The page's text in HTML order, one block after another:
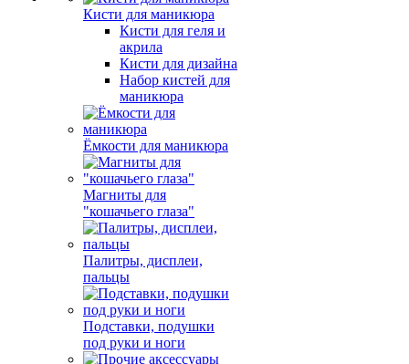
Кисти для маникюра
Кисти для геля и
акрила
Кисти для дизайна
Набор кистей для
маникюра
Ёмкости для маникюра
Магниты для
"кошачьего глаза"
Палитры, дисплеи,
пальцы
Подставки, подушки
под руки и ноги